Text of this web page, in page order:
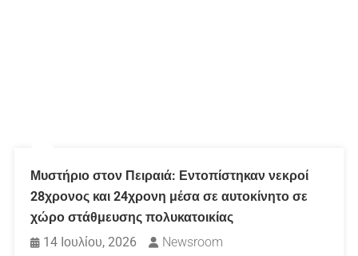
Μυστήριο στον Πειραιά: Εντοπίστηκαν νεκροί
28χρονος και 24χρονη μέσα σε αυτοκίνητο σε
χώρο στάθμευσης πολυκατοικίας
14 Ιουλίου, 2026
Newsroom